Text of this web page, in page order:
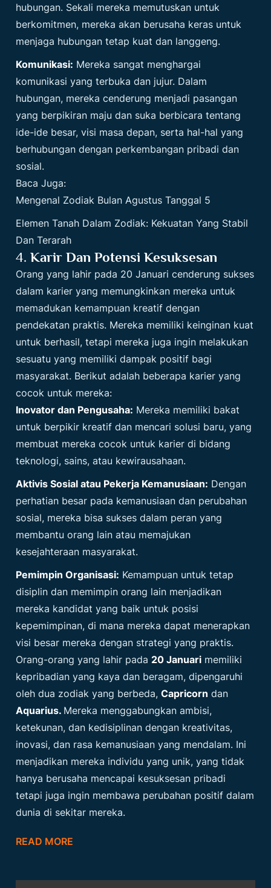
hubungan. Sekali mereka memutuskan untuk
berkomitmen, mereka akan berusaha keras untuk
menjaga hubungan tetap kuat dan langgeng.
Komunikasi: Mereka sangat menghargai
komunikasi yang terbuka dan jujur. Dalam
hubungan, mereka cenderung menjadi pasangan
yang berpikiran maju dan suka berbicara tentang
ide-ide besar, visi masa depan, serta hal-hal yang
berhubungan dengan perkembangan pribadi dan
sosial.
Baca Juga:
Mengenal Zodiak Bulan Agustus Tanggal 5
Elemen Tanah Dalam Zodiak: Kekuatan Yang Stabil
Dan Terarah
4.Karir Dan Potensi Kesuksesan
Orang yang lahir pada 20 Januari cenderung sukses
dalam karier yang memungkinkan mereka untuk
memadukan kemampuan kreatif dengan
pendekatan praktis. Mereka memiliki keinginan kuat
untuk berhasil, tetapi mereka juga ingin melakukan
sesuatu yang memiliki dampak positif bagi
masyarakat. Berikut adalah beberapa karier yang
cocok untuk mereka:
Inovator dan Pengusaha: Mereka memiliki bakat
untuk berpikir kreatif dan mencari solusi baru, yang
membuat mereka cocok untuk karier di bidang
teknologi, sains, atau kewirausahaan.
Aktivis Sosial atau Pekerja Kemanusiaan: Dengan
perhatian besar pada kemanusiaan dan perubahan
sosial, mereka bisa sukses dalam peran yang
membantu orang lain atau memajukan
kesejahteraan masyarakat.
Pemimpin Organisasi: Kemampuan untuk tetap
disiplin dan memimpin orang lain menjadikan
mereka kandidat yang baik untuk posisi
kepemimpinan, di mana mereka dapat menerapkan
visi besar mereka dengan strategi yang praktis.
Orang-orang yang lahir pada20 Januari memiliki
kepribadian yang kaya dan beragam, dipengaruhi
oleh dua zodiak yang berbeda,Capricorn dan
Aquarius. Mereka menggabungkan ambisi,
ketekunan, dan kedisiplinan dengan kreativitas,
inovasi, dan rasa kemanusiaan yang mendalam. Ini
menjadikan mereka individu yang unik, yang tidak
hanya berusaha mencapai kesuksesan pribadi
tetapi juga ingin membawa perubahan positif dalam
dunia di sekitar mereka.
READ MORE